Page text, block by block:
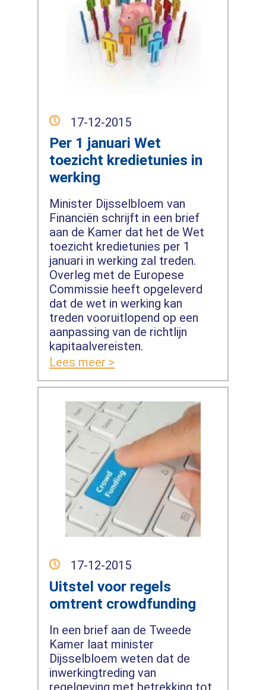
17-12-2015
Per 1 januari Wet
toezicht kredietunies in
werking
Minister Dijsselbloem van
Financiën schrijft in een brief
aan de Kamer dat het de Wet
toezicht kredietunies per 1
januari in werking zal treden.
Overleg met de Europese
Commissie heeft opgeleverd
dat de wet in werking kan
treden vooruitlopend op een
aanpassing van de richtlijn
kapitaalvereisten.
Lees meer >
17-12-2015
Uitstel voor regels
omtrent crowdfunding
In een brief aan de Tweede
Kamer laat minister
Dijsselbloem weten dat de
inwerkingtreding van
regelgeving met betrekking tot